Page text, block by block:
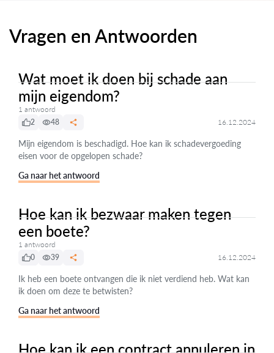
Vragen en Antwoorden
Wat moet ik doen bij schade aan
mijn eigendom?
1 antwoord
2
48 16.12.2024
Mijn eigendom is beschadigd. Hoe kan ik schadevergoeding
eisen voor de opgelopen schade?
Ga naar het antwoord
Hoe kan ik bezwaar maken tegen
een boete?
1 antwoord
0
39 16.12.2024
Ik heb een boete ontvangen die ik niet verdiend heb. Wat kan
ik doen om deze te betwisten?
Ga naar het antwoord
Hoe kan ik een contract annuleren in